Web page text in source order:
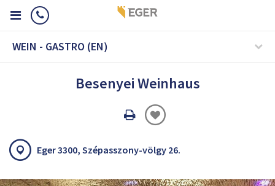
WEIN - GASTRO (EN)
Besenyei Weinhaus
Oldal
Eger 3300, Szépasszony-völgy 26.